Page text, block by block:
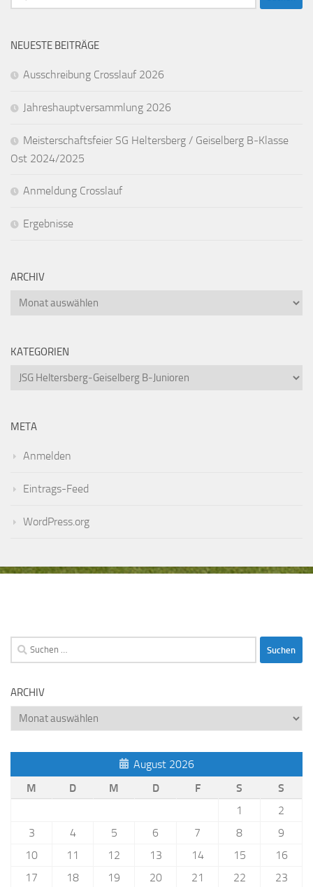
nach:
NEUESTE BEITRÄGE
Ausschreibung Crosslauf 2026
Jahreshauptversammlung 2026
Meisterschaftsfeier SG Heltersberg / Geiselberg B-Klasse
Ost 2024/2025
Anmeldung Crosslauf
Ergebnisse
ARCHIV
Archiv
KATEGORIEN
Kategorien
META
Anmelden
Eintrags-Feed
WordPress.org
Suchen
nach:
ARCHIV
Archiv
August 2026
M
D M D F S
S
1
2
3
4 5 6 7 8
9
10
11 12 13 14 15
16
17
18 19 20 21 22 23